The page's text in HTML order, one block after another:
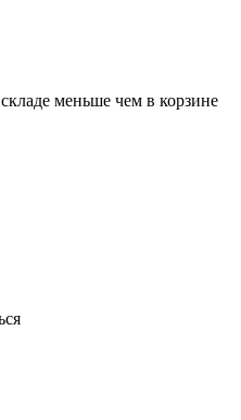
меньше чем в корзине